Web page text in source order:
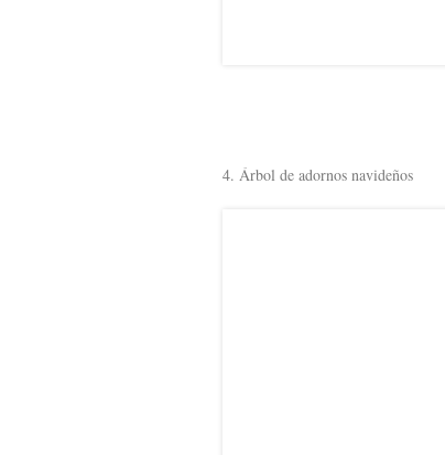
4. Árbol de adornos navideños